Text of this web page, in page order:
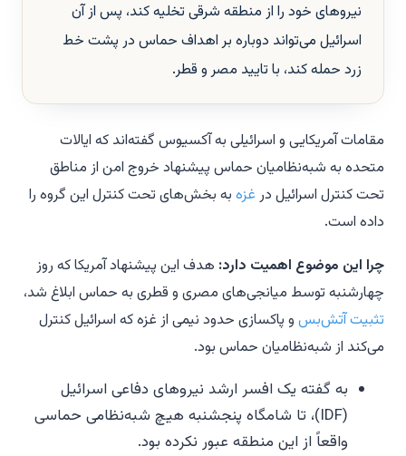
نیروهای خود را از منطقه شرقی تخلیه کند، پس از آن
اسرائیل می‌تواند دوباره بر اهداف حماس در پشت خط
زرد حمله کند، با تایید مصر و قطر.
مقامات آمریکایی و اسرائیلی به آکسیوس گفته‌اند که ایالات
متحده به شبه‌نظامیان حماس پیشنهاد خروج امن از مناطق
تحت کنترل اسرائیل در غزه به بخش‌های تحت کنترل این گروه را
داده است.
چرا این موضوع اهمیت دارد: هدف این پیشنهاد آمریکا که روز
چهارشنبه توسط میانجی‌های مصری و قطری به حماس ابلاغ شد،
تثبیت آتش‌بس و پاکسازی حدود نیمی از غزه که اسرائیل کنترل
می‌کند از شبه‌نظامیان حماس بود.
به گفته یک افسر ارشد نیروهای دفاعی اسرائیل
(IDF)، تا شامگاه پنجشنبه هیچ شبه‌نظامی حماسی
واقعاً از این منطقه عبور نکرده بود.